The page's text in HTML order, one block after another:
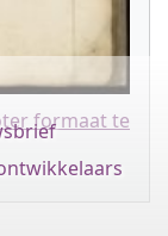
formaat te